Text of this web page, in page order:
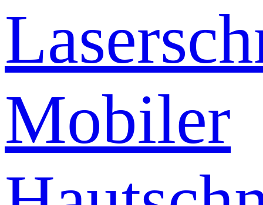
Mobiler